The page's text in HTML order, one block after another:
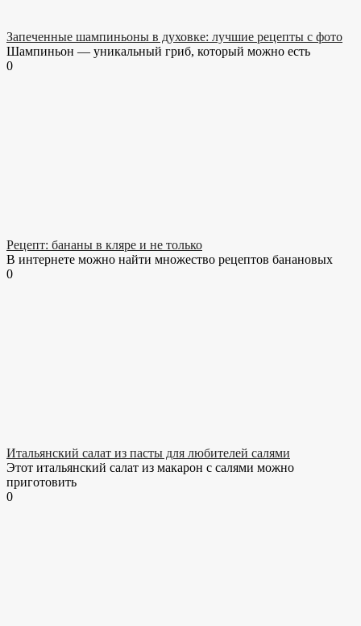
Запеченные шампиньоны в духовке: лучшие рецепты с фото
Шампиньон — уникальный гриб, который можно есть
0
Рецепт: бананы в кляре и не только
В интернете можно найти множество рецептов банановых
0
Итальянский салат из пасты для любителей салями
Этот итальянский салат из макарон с салями можно
приготовить
0